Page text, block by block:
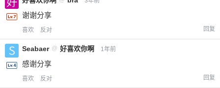
谢谢分享
喜欢 反对 回复
Seabaer @ 好喜欢你啊 1年前
感谢分享
喜欢 反对 回复